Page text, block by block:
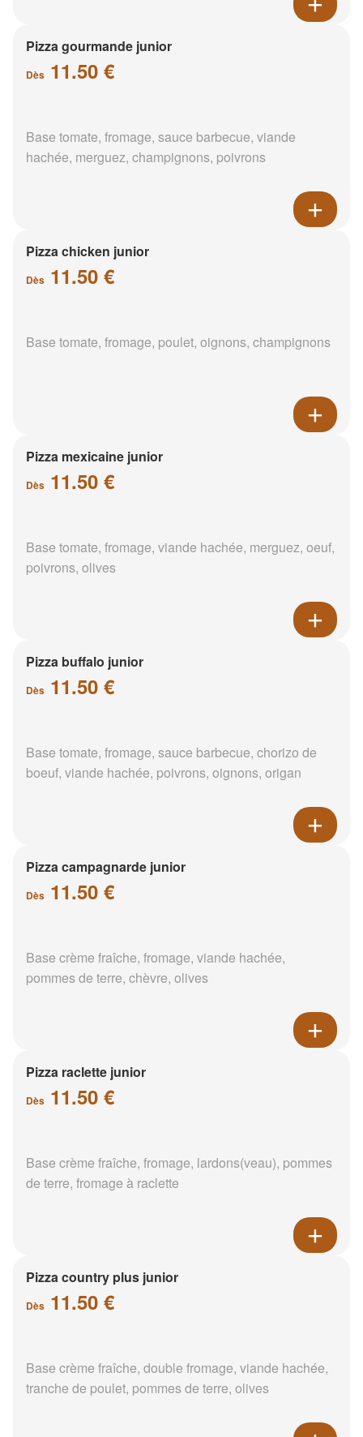
Pizza gourmande junior
Dès 11.50 €
Base tomate, fromage, sauce barbecue, viande
hachée, merguez, champignons, poivrons
Pizza chicken junior
Dès 11.50 €
Base tomate, fromage, poulet, oignons, champignons
Pizza mexicaine junior
Dès 11.50 €
Base tomate, fromage, viande hachée, merguez, oeuf,
poivrons, olives
Pizza buffalo junior
Dès 11.50 €
Base tomate, fromage, sauce barbecue, chorizo de
boeuf, viande hachée, poivrons, oignons, origan
Pizza campagnarde junior
Dès 11.50 €
Base crème fraîche, fromage, viande hachée,
pommes de terre, chèvre, olives
Pizza raclette junior
Dès 11.50 €
Base crème fraîche, fromage, lardons(veau), pommes
de terre, fromage à raclette
Pizza country plus junior
Dès 11.50 €
Base crème fraîche, double fromage, viande hachée,
tranche de poulet, pommes de terre, olives